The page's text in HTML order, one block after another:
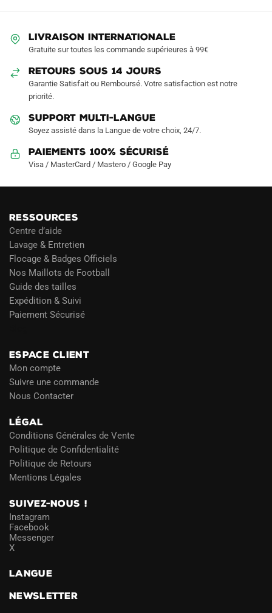
LIVRAISON INTERNATIONALE
Gratuite sur toutes les commande supérieures à 99€
RETOURS SOUS 14 JOURS
Garantie Satisfait ou Remboursé. Votre satisfaction est notre
priorité.
SUPPORT MULTI-LANGUE
Soyez assisté dans la Langue de votre choix, 24/7.
Paiements 100% Sécurisé
Visa / MasterCard / Mastero / Google Pay
RESSOURCES
Centre d’aide
Lavage & Entretien
Flocage & Badges Officiels
Nos Maillots de Football
Guide des tailles
Expédition & Suivi
Paiement Sécurisé
ESPACE CLIENT
Mon compte
Suivre une commande
Nous Contacter
LÉGAL
Conditions Générales de Vente
Politique de Confidentialité
Politique de Retours
Mentions Légales
SUIVEZ-NOUS !
Instagram
Facebook
Messenger
X
LANGUE
NEWSLETTER